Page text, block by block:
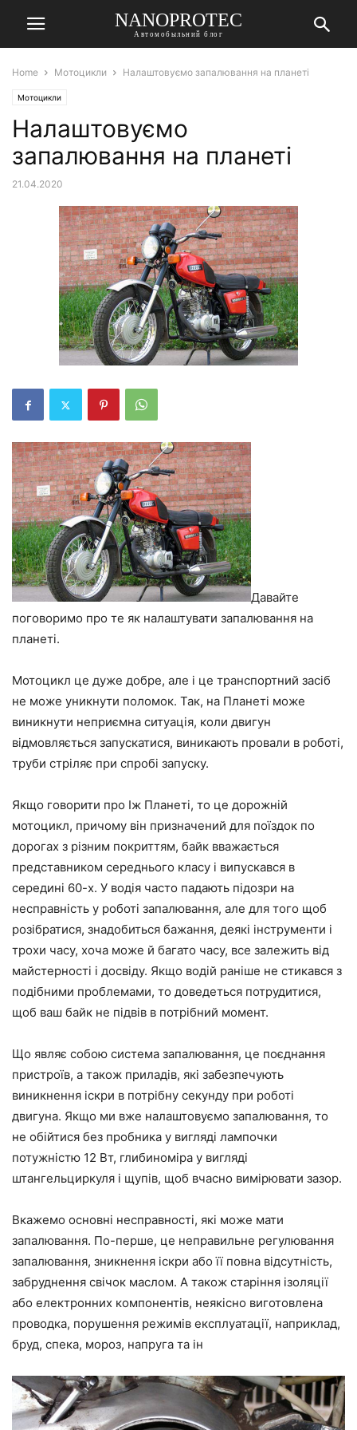
NANOPROTEC
Автомобыльний блог
Home Мотоцикли Налаштовуємо запалювання на планеті
Мотоцикли
Налаштовуємо
запалювання на планеті
21.04.2020
Давайте
поговоримо про те як налаштувати запалювання на
планеті.
Мотоцикл це дуже добре, але і це транспортний засіб
не може уникнути поломок. Так, на Планеті може
виникнути неприємна ситуація, коли двигун
відмовляється запускатися, виникають провали в роботі,
труби стріляє при спробі запуску.
Якщо говорити про Іж Планеті, то це дорожній
мотоцикл, причому він призначений для поїздок по
дорогах з різним покриттям, байк вважається
представником середнього класу і випускався в
середині 60-х. У водія часто падають підозри на
несправність у роботі запалювання, але для того щоб
розібратися, знадобиться бажання, деякі інструменти і
трохи часу, хоча може й багато часу, все залежить від
майстерності і досвіду. Якщо водій раніше не стикався з
подібними проблемами, то доведеться потрудитися,
щоб ваш байк не підвів в потрібний момент.
Що являє собою система запалювання, це поєднання
пристроїв, а також приладів, які забезпечують
виникнення іскри в потрібну секунду при роботі
двигуна. Якщо ми вже налаштовуємо запалювання, то
не обійтися без пробника у вигляді лампочки
потужністю 12 Вт, глибиноміра у вигляді
штангельциркуля і щупів, щоб вчасно вимірювати зазор.
Вкажемо основні несправності, які може мати
запалювання. По-перше, це неправильне регулювання
запалювання, зникнення іскри або її повна відсутність,
забруднення свічок маслом. А також старіння ізоляції
або електронних компонентів, неякісно виготовлена
проводка, порушення режимів експлуатації, наприклад,
бруд, спека, мороз, напруга та ін